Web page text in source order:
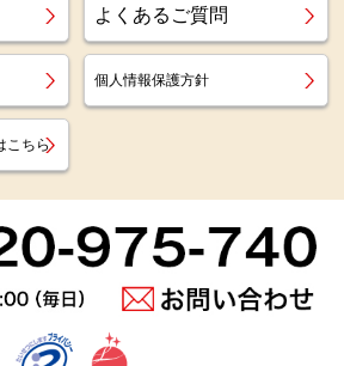
よくあるご質問
個人情報保護方針
こちら